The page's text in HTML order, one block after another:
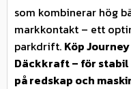
som kombinerar hög
markkontakt – ett
parkdrift. Köp
Däckkraft – för
på redskap och